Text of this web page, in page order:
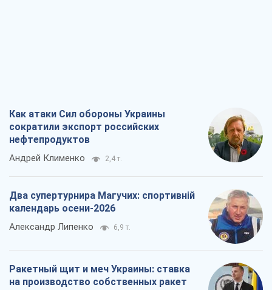
Как атаки Сил обороны Украины
сократили экспорт российских
нефтепродуктов
Андрей Клименко 2,4 т.
Два супертурнира Магучих: спортивній
календарь осени-2026
Александр Липенко 6,9 т.
Ракетный щит и меч Украины: ставка
на производство собственных ракет